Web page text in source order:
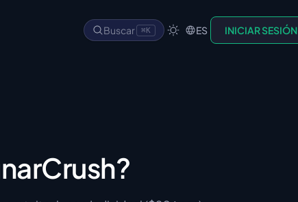
Buscar ⌘K ES INICIAR SESIÓN